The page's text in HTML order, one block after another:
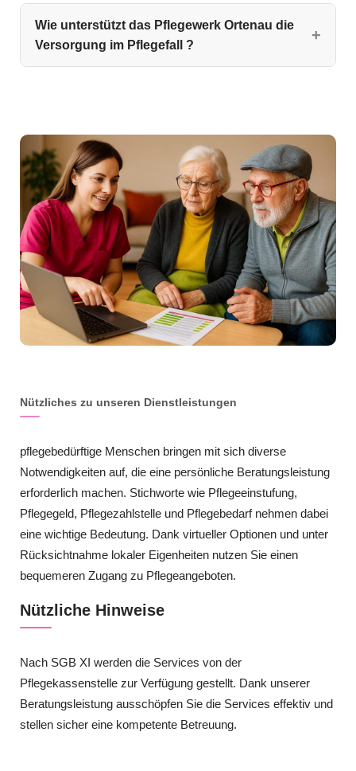
Wie unterstützt das Pflegewerk Ortenau die
Versorgung im Pflegefall ?
Nützliches zu unseren Dienstleistungen
pflegebedürftige Menschen bringen mit sich diverse
Notwendigkeiten auf, die eine persönliche Beratungsleistung
erforderlich machen. Stichworte wie Pflegeeinstufung,
Pflegegeld, Pflegezahlstelle und Pflegebedarf nehmen dabei
eine wichtige Bedeutung. Dank virtueller Optionen und unter
Rücksichtnahme lokaler Eigenheiten nutzen Sie einen
bequemeren Zugang zu Pflegeangeboten.
Nützliche Hinweise
Nach SGB XI werden die Services von der
Pflegekassenstelle zur Verfügung gestellt. Dank unserer
Beratungsleistung ausschöpfen Sie die Services effektiv und
stellen sicher eine kompetente Betreuung.